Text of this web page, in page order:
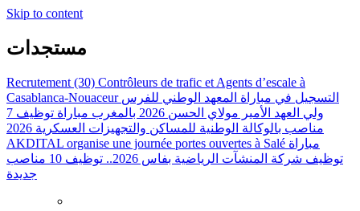
Skip to content
مستجدات
Recrutement (30) Contrôleurs de trafic et Agents d’escale à
Casablanca-Nouaceur التسجيل في مباراة المعهد الوطني للفرس
ولي العهد الأمير مولاي الحسن 2026 بالمغرب
مباراة توظيف 7
مناصب بالوكالة الوطنية للمساكن والتجهيزات العسكرية 2026
AKDITAL organise une journée portes ouvertes à Salé مباراة
توظيف شركة المنشآت الرياضية بفاس 2026.. توظيف 10 مناصب
جديدة